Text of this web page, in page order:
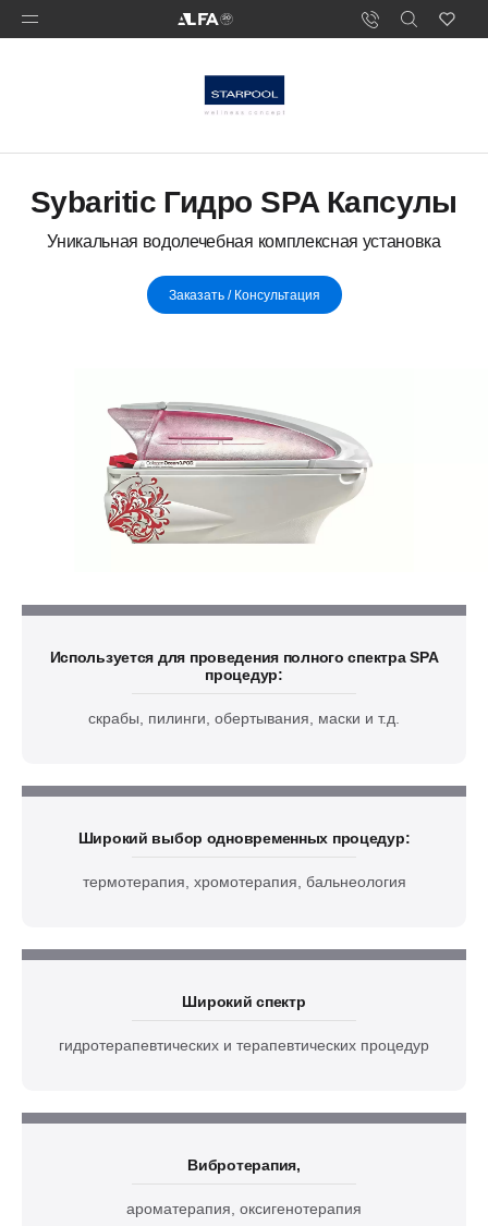
Sybaritic Гидро SPA Капсулы
Уникальная водолечебная комплексная установка
Заказать / Консультация
Используется для проведения полного спектра SPA
процедур:
скрабы, пилинги, обертывания, маски и т.д.
Широкий выбор одновременных процедур:
термотерапия, хромотерапия, бальнеология
Широкий спектр
гидротерапевтических и терапевтических процедур
Вибротерапия,
ароматерапия, оксигенотерапия